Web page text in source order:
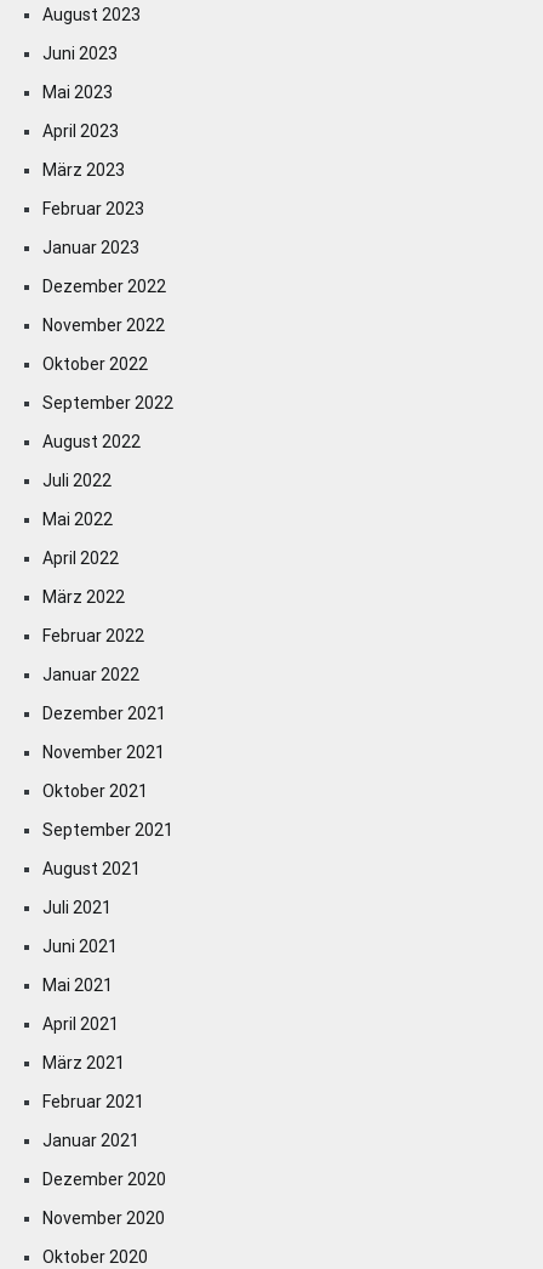
August 2023
Juni 2023
Mai 2023
April 2023
März 2023
Februar 2023
Januar 2023
Dezember 2022
November 2022
Oktober 2022
September 2022
August 2022
Juli 2022
Mai 2022
April 2022
März 2022
Februar 2022
Januar 2022
Dezember 2021
November 2021
Oktober 2021
September 2021
August 2021
Juli 2021
Juni 2021
Mai 2021
April 2021
März 2021
Februar 2021
Januar 2021
Dezember 2020
November 2020
Oktober 2020